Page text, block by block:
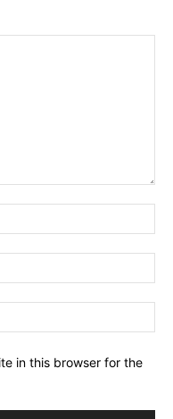
in this browser for the